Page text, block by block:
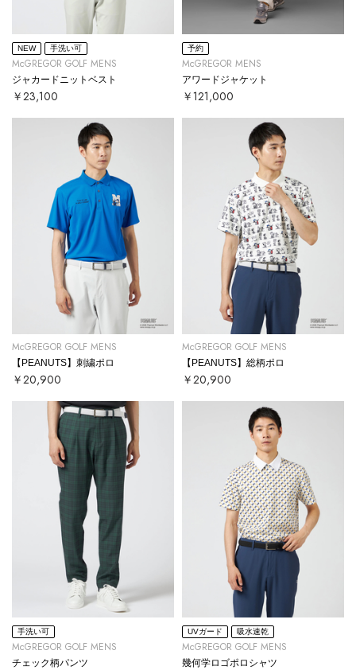
NEW 手洗い可
McGREGOR GOLF MENS
ジャカードニットベスト
￥23,100
予約
McGREGOR MENS
アワードジャケット
￥121,000
McGREGOR GOLF MENS
【PEANUTS】刺繍ポロ
￥20,900
McGREGOR GOLF MENS
【PEANUTS】総柄ポロ
￥20,900
手洗い可
McGREGOR GOLF MENS
チェック柄パンツ
UVガード 吸水速乾
McGREGOR GOLF MENS
幾何学ロゴポロシャツ